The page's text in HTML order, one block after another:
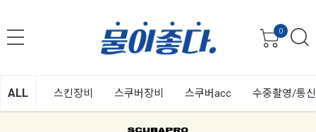
0
ALL 스킨장비 스쿠버장비 스쿠버acc 수중촬영/통